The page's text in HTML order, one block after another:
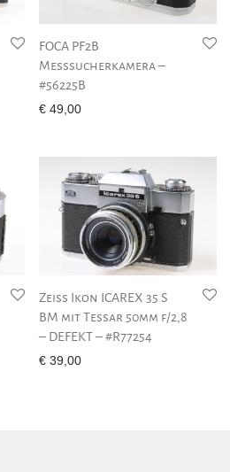
FOCA PF2B
Messsucherkamera –
#56225B
€ 49,00
Zeiss Ikon ICAREX 35 S
BM mit Tessar 50mm f/2,8
– DEFEKT – #R77254
€ 39,00